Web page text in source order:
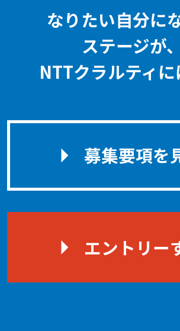
なりたい自分に
ステージが、
NTTクラルティに
募集要項を
エントリー